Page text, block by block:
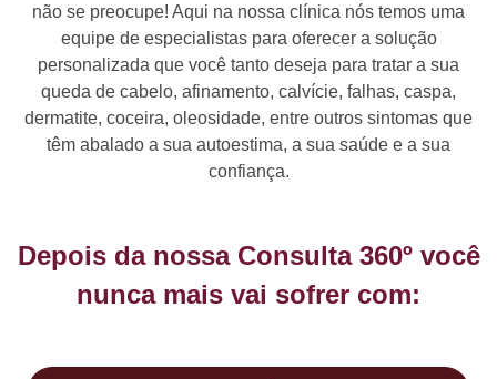
não se preocupe! Aqui na nossa clínica nós temos uma
equipe de especialistas para oferecer a solução
personalizada que você tanto deseja para tratar a sua
queda de cabelo, afinamento, calvície, falhas, caspa,
dermatite, coceira, oleosidade, entre outros sintomas que
têm abalado a sua autoestima, a sua saúde e a sua
confiança.
Depois da nossa Consulta 360º você
nunca mais vai sofrer com: